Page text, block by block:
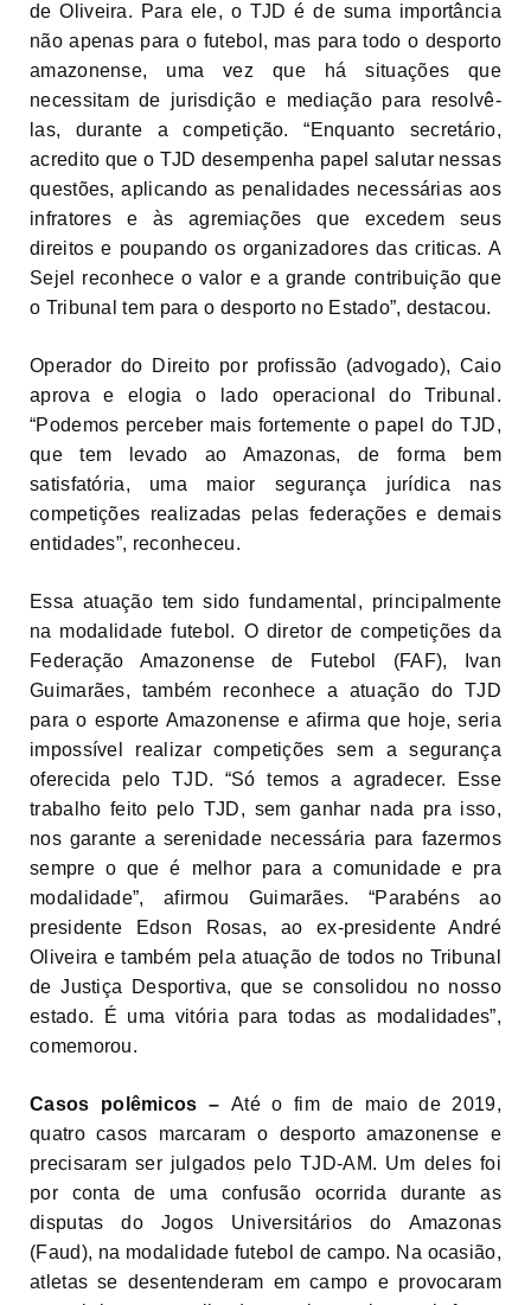
de Oliveira. Para ele, o TJD é de suma importância
não apenas para o futebol, mas para todo o desporto
amazonense, uma vez que há situações que
necessitam de jurisdição e mediação para resolvê-
las, durante a competição. “Enquanto secretário,
acredito que o TJD desempenha papel salutar nessas
questões, aplicando as penalidades necessárias aos
infratores e às agremiações que excedem seus
direitos e poupando os organizadores das criticas. A
Sejel reconhece o valor e a grande contribuição que
o Tribunal tem para o desporto no Estado”, destacou.
Operador do Direito por profissão (advogado), Caio
aprova e elogia o lado operacional do Tribunal.
“Podemos perceber mais fortemente o papel do TJD,
que tem levado ao Amazonas, de forma bem
satisfatória, uma maior segurança jurídica nas
competições realizadas pelas federações e demais
entidades”, reconheceu.
Essa atuação tem sido fundamental, principalmente
na modalidade futebol. O diretor de competições da
Federação Amazonense de Futebol (FAF), Ivan
Guimarães, também reconhece a atuação do TJD
para o esporte Amazonense e afirma que hoje, seria
impossível realizar competições sem a segurança
oferecida pelo TJD. “Só temos a agradecer. Esse
trabalho feito pelo TJD, sem ganhar nada pra isso,
nos garante a serenidade necessária para fazermos
sempre o que é melhor para a comunidade e pra
modalidade”, afirmou Guimarães. “Parabéns ao
presidente Edson Rosas, ao ex-presidente André
Oliveira e também pela atuação de todos no Tribunal
de Justiça Desportiva, que se consolidou no nosso
estado. É uma vitória para todas as modalidades”,
comemorou.
Casos polêmicos – Até o fim de maio de 2019,
quatro casos marcaram o desporto amazonense e
precisaram ser julgados pelo TJD-AM. Um deles foi
por conta de uma confusão ocorrida durante as
disputas do Jogos Universitários do Amazonas
(Faud), na modalidade futebol de campo. Na ocasião,
atletas se desentenderam em campo e provocaram